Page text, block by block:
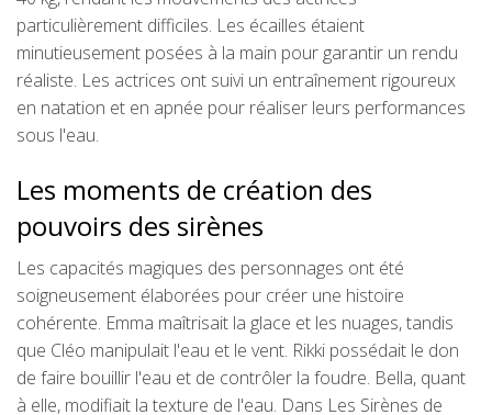
particulièrement difficiles. Les écailles étaient
minutieusement posées à la main pour garantir un rendu
réaliste. Les actrices ont suivi un entraînement rigoureux
en natation et en apnée pour réaliser leurs performances
sous l'eau.
Les moments de création des
pouvoirs des sirènes
Les capacités magiques des personnages ont été
soigneusement élaborées pour créer une histoire
cohérente. Emma maîtrisait la glace et les nuages, tandis
que Cléo manipulait l'eau et le vent. Rikki possédait le don
de faire bouillir l'eau et de contrôler la foudre. Bella, quant
à elle, modifiait la texture de l'eau. Dans Les Sirènes de